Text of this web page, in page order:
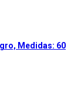
Medidas: 60